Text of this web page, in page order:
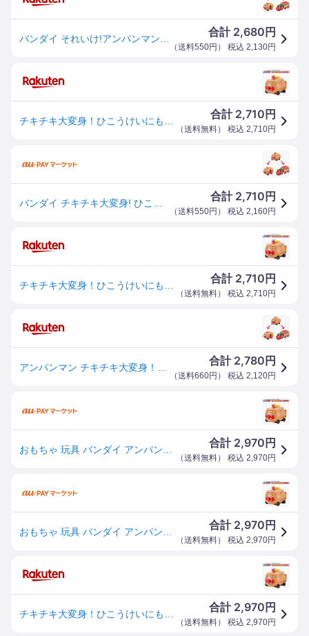
合計 2,680 円
（送料550円 ） 税込 2,130円
合計 2,710 円
（送料無料） 税込 2,710円
合計 2,710 円
（送料550円 ） 税込 2,160円
合計 2,710 円
（送料無料） 税込 2,710円
合計 2,780 円
（送料660円 ） 税込 2,120円
合計 2,970 円
（送料無料） 税込 2,970円
合計 2,970 円
（送料無料） 税込 2,970円
合計 2,970 円
（送料無料） 税込 2,970円